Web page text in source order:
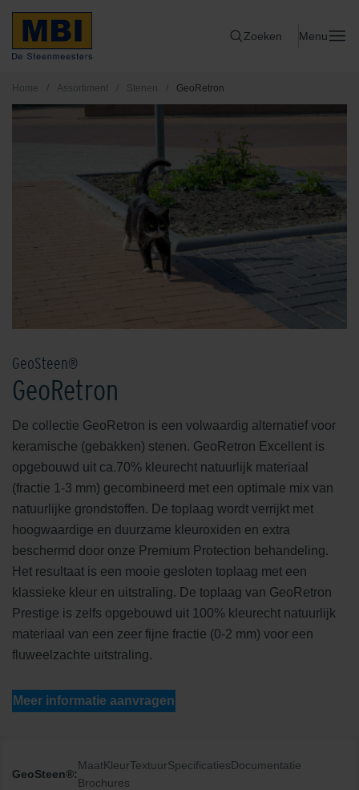
Zoeken Menu
Home / Assortiment / Stenen / GeoRetron
GeoSteen®
GeoRetron
De collectie GeoRetron is een volwaardig alternatief voor
keramische (gebakken) stenen. GeoRetron Excellent is
opgebouwd uit ca.70% kleurecht natuurlijk materiaal
(fractie 1-3 mm) gecombineerd met een optimale mix van
natuurlijke grondstoffen. De toplaag wordt verrijkt met
hoogwaardige en duurzame kleuroxiden en extra
beschermd door onze Premium Protection behandeling.
Het resultaat is een mooie gesloten toplaag met een
klassieke kleur en uitstraling. De toplaag van GeoRetron
Prestige is zelfs opgebouwd uit 100% kleurecht natuurlijk
materiaal van een zeer fijne fractie (0-2 mm) voor een
fluweelzachte uitstraling.
Meer informatie aanvragen
GeoSteen®:
MaatKleurTextuurSpecificatiesDocumentatie
Brochures